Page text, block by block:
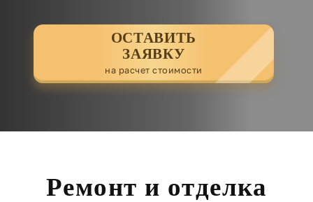
ОСТАВИТЬ
ЗАЯВКУ
на расчет стоимости
Ремонт и отделка